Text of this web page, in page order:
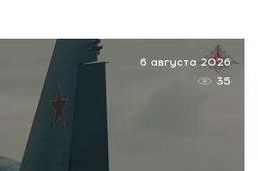
6 августа 2026
35